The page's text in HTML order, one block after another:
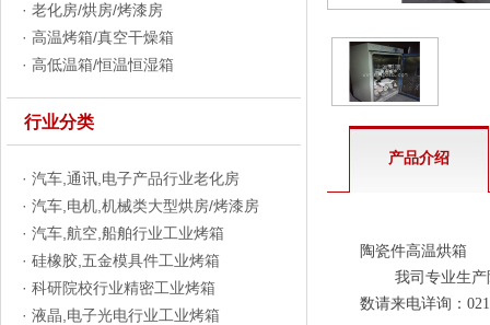
· 老化房/烘房/烤漆房
· 高温烤箱/真空干燥箱
· 高低温箱/恒温恒湿箱
行业分类
· 汽车,通讯,电子产品行业老化房
· 汽车,电机,机械类大型烘房/烤漆房
· 汽车,航空,船舶行业工业烤箱
· 硅橡胶,五金模具件工业烤箱
· 科研院校行业精密工业烤箱
· 液晶,电子光电行业工业烤箱
产品介绍
陶瓷件高温烘箱
我司专业生产陶
数请来电详询：